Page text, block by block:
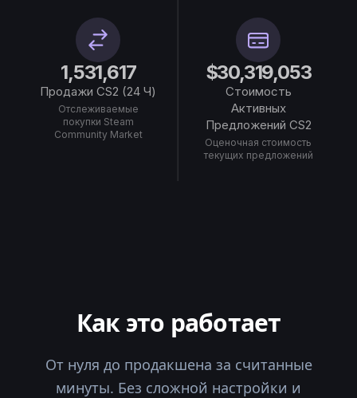
1,531,617
Продажи CS2 (24 Ч)
Отслеживаемые
покупки Steam
Community Market
$30,319,053
Стоимость
Активных
Предложений CS2
Оценочная стоимость
текущих предложений
Как это работает
От нуля до продакшена за считанные
минуты. Без сложной настройки и